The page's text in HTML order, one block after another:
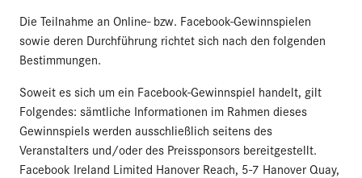
Die Teilnahme an Online- bzw. Facebook-Gewinnspielen
sowie deren Durchführung richtet sich nach den folgenden
Bestimmungen.
Soweit es sich um ein Facebook-Gewinnspiel handelt, gilt
Folgendes: sämtliche Informationen im Rahmen dieses
Gewinnspiels werden ausschließlich seitens des
Veranstalters und/oder des Preissponsors bereitgestellt.
Facebook Ireland Limited Hanover Reach, 5-7 Hanover Quay,